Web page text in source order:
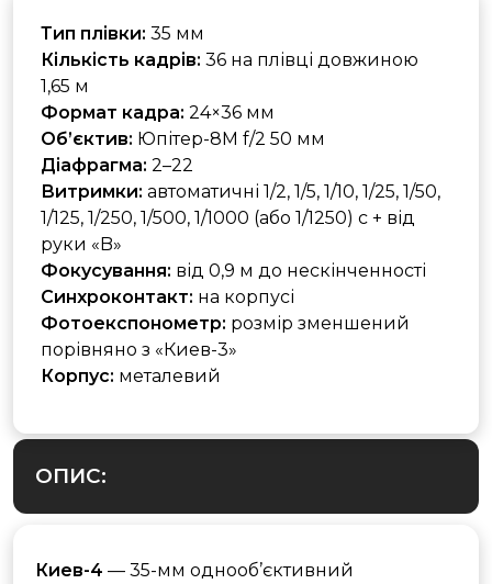
Тип плівки: 35 мм
Кількість кадрів: 36 на плівці довжиною
1,65 м
Формат кадра: 24×36 мм
Об’єктив: Юпітер-8М f/2 50 мм
Діафрагма: 2–22
Витримки: автоматичні 1/2, 1/5, 1/10, 1/25, 1/50,
1/125, 1/250, 1/500, 1/1000 (або 1/1250) с + від
руки «B»
Фокусування: від 0,9 м до нескінченності
Синхроконтакт: на корпусі
Фотоекспонометр: розмір зменшений
порівняно з «Киев-3»
Корпус: металевий
ОПИС:
Киев-4 — 35-мм однооб’єктивний